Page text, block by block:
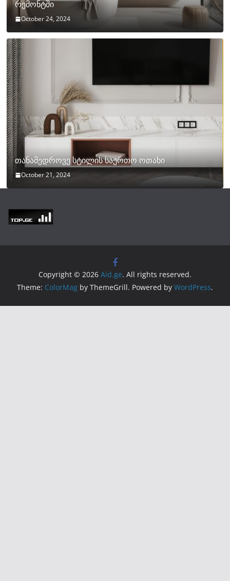
რემონტში
October 24, 2024
თანამედროვე სტილის საერთო ოთახი
October 21, 2024
Copyright © 2026 Aid.ge. All rights reserved.
Theme: ColorMag by ThemeGrill. Powered by WordPress.